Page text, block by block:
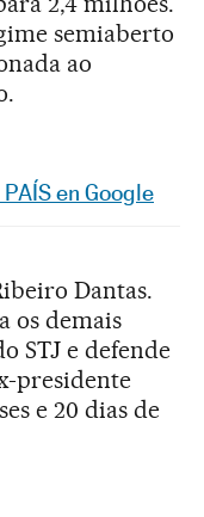
semiaberto
ao
Sociales
en Google
Dantas.
os demais
STJ e defende
presidente
e 20 dias de